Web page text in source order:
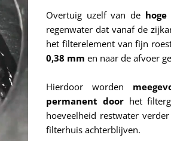
Overtuig uzelf van de
regenwater dat vanaf de
het filterelement van fijn
0,38 mm en naar de afvoer
Hierdoor worden
permanent doorhet
hoeveelheid restwater
filterhuis achterblijven.